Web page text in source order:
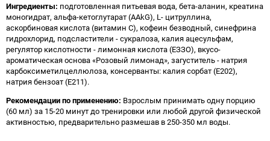
Ингредиенты: подготовленная питьевая вода, бета-аланин, креатина
моногидрат, альфа-кетоглутарат (AAkG), L- цитруллина,
аскорбиновая кислота (витамин С), кофеин безводный, синефрина
гидрохлорид, подсластители - сукралоза, калия ацесульфам,
регулятор кислотности - лимонная кислота (ЕЗЗО), вкусо-
ароматическая основа «Розовый лимонад», загуститель - натрия
карбоксиметилцеллюлоза, консерванты: калия сорбат (Е202),
натрия бензоат (Е211).
Рекомендации по применению: Взрослым принимать одну порцию
(60 мл) за 15-20 минут до тренировки или любой другой физической
активностью, предварительно размешав в 250-350 мл воды.